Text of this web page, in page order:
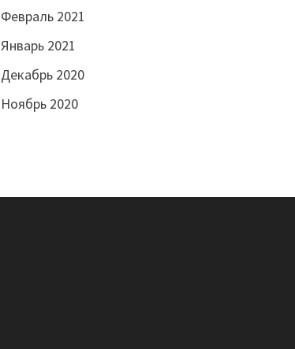
Февраль 2021
Январь 2021
Декабрь 2020
Ноябрь 2020